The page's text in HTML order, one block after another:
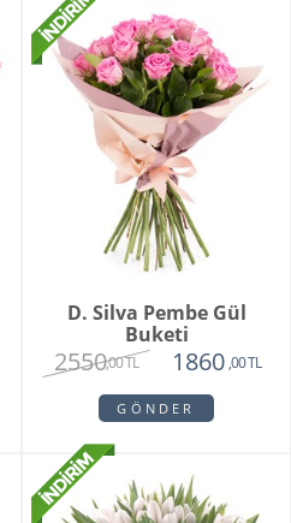
D. Silva Pembe Gül
Buketi
2550,00 TL 1860 ,00 TL
GÖNDER